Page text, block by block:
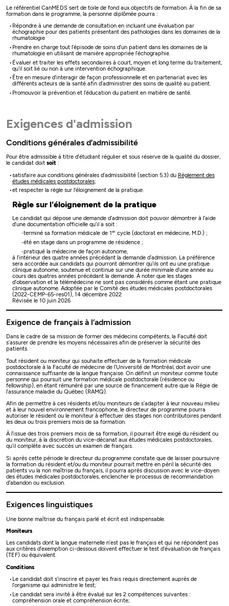
Le référentiel CanMEDS sert de toile de fond aux objectifs de formation. À la fin de sa
formation dans le programme, la personne diplômée pourra :
Répondre à une demande de consultation en incluant une évaluation par
échographie pour des patients présentant des pathologies dans les domaines de la
rhumatologie
Prendre en charge tout l’épisode de soins d’un patient dans les domaines de la
rhumatologie en utilisant de manière appropriée l’échographie.
Évaluer et traiter les effets secondaires à court, moyen et long terme du traitement,
qu’il soit lié ou non à une intervention échographique.
Être en mesure d’interagir de façon professionnelle et en partenariat avec les
différents acteurs de la santé afin d’administrer des soins de qualité au patient.
Promouvoir la prévention et l’éducation du patient en matière de santé.
Exigences d'admission
Conditions générales d’admissibilité
Pour être admissible à titre d’étudiant régulier et sous réserve de la qualité du dossier,
le candidat doitsoit :
satisfaire aux conditions générales d’admissibilité (section 5.3) du Règlement des
études médicales postdoctorales;
et respecter la règle sur l'éloignement de la pratique.
Règle sur l'éloignement de la pratique
Le candidat qui dépose une demande d’admission doit pouvoir démontrer à l’aide
d’une documentation officielle qu’il a soit :
terminé sa formation médicale de 1er cycle (doctorat en médecine, M.D.) ;
été en stage dans un programme de résidence ;
pratiqué la médecine de façon autonome,
à l’intérieur des quatre années précédant la demande d’admission. La préférence
sera accordée aux candidats qui pourront démontrer qu’ils ont eu une pratique
clinique autonome, soutenue et continue sur une durée minimale d’une année au
cours des quatres années précédant la demande. À noter que les stages
d’observation et la télémédecine ne sont pas considérés comme étant une pratique
clinique autonome. Adoptée par le Comité des études médicales postdoctorales
(2022-CEMP-65-res01), 14 décembre 2022
Révisée le 10 juin 2026
Exigence de français à l’admission
Dans le cadre de sa mission de former des médecins compétents, la Faculté doit
s’assurer de prendre les moyens nécessaires afin de préserver la sécurité des
patients.
Tout résident ou moniteur qui souhaite effectuer de la formation médicale
postdoctorale à la Faculté de médecine de l’Université de Montréal, doit avoir une
connaissance suffisante de la langue française. On définit un moniteur comme toute
personne qui poursuit une formation médicale postdoctorale (résidence ou
fellowship), en étant rémunéré par une source de financement autre que la Régie de
l’assurance maladie du Québec (RAMQ).
Afin de permettre à ces résidents et/ou moniteurs de s’adapter à leur nouveau milieu
et à leur nouvel environnement francophone, le directeur de programme pourra
autoriser le résident ou le moniteur à effectuer des stages non contributoires pendant
les deux ou trois premiers mois de sa formation.
À l’issue des trois premiers mois de sa formation, il pourrait être exigé du résident ou
du moniteur, à la discrétion du vice-décanat aux études médicales postdoctorales,
qu’il complète avec succès un examen de français.
Si après cette période le directeur du programme constate que de laisser poursuivre
la formation du résident et/ou du moniteur pourrait mettre en péril la sécurité des
patients vu la non maîtrise du français, il pourra après discussion avec le vice-doyen
des études médicales postdoctorales, enclencher le processus de recommandation
d’abandon ou exclusion.
Exigences linguistiques
Une bonne maîtrise du français parlé et écrit est indispensable.
Moniteurs
Les candidats dont la langue maternelle n’est pas le français et qui ne répondent pas
aux critères d’exemption ci-dessous doivent effectuer le test d’évaluation de français
(TEF) ou équivalent.
Conditions
Le candidat doit s’inscrire et payer les frais requis directement auprès de
l’organisme qui administre le test;
Le candidat sera invité à être évalué sur les 2 compétences suivantes :
compréhension orale et compréhension écrite;